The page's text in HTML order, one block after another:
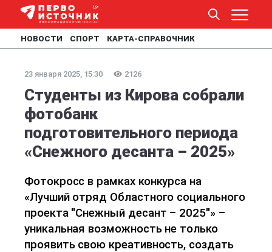
НОВОСТИ СПОРТ КАРТА-СПРАВОЧНИК
23 января 2025, 15:30 2126
Студенты из Кирова собрали
фотобанк
подготовительного периода
«Снежного десанта – 2025»
Фотокросс в рамках конкурса на
«Лучший отряд Областного социального
проекта "Снежный десант – 2025"» –
уникальная возможность не только
проявить свою креативность, создать